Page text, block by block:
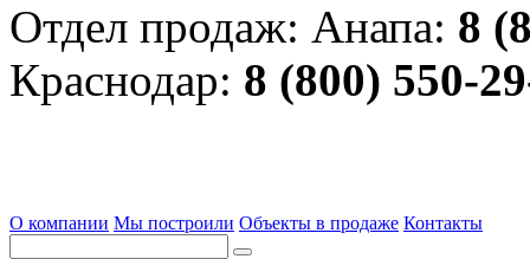
Отдел продаж: Анапа: 8
Краснодар: 8 (800) 550-
О компании Мы построили Объекты в продаже Контакты